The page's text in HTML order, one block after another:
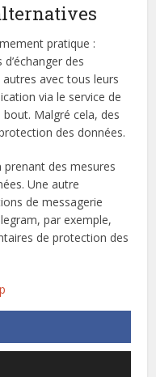
pratique :
des
avec tous leurs
via le service de
Malgré cela, des
des données.
des mesures
Une autre
de messagerie
par exemple,
de protection des